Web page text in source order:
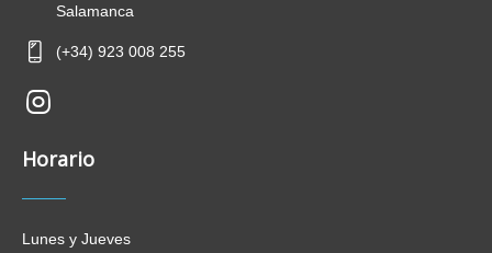
Salamanca
(+34) 923 008 255
new-
insta
Horario
Lunes y Jueves